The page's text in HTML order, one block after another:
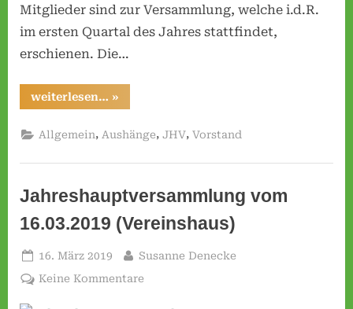
i
n
t
a
w
i
Mitglieder sind zur Versammlung, welche i.d.R.
im ersten Quartal des Jahres stattfindet,
erschienen. Die…
weiterlesen… “Bericht
der
am
27.04.2024”
»
Allgemein, Aushänge,JHV,Vorstand
Jahreshauptversammlung vom
16.03.2019 (Vereinshaus)
Posted
on
16. März 2019 By
Susanne Denecke
Keine Kommentare